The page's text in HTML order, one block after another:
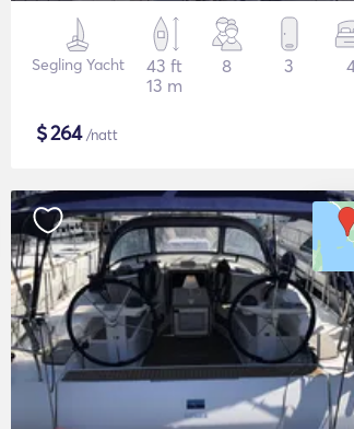
Segling Yacht
43 ft
13 m
8 3
$264/natt